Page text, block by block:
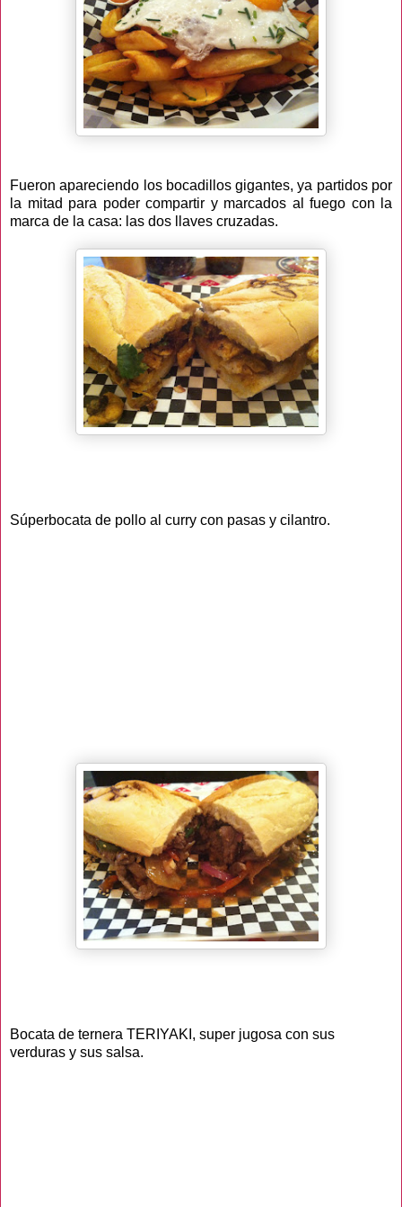
Fueron apareciendo los bocadillos gigantes, ya partidos por
la mitad para poder compartir y marcados al fuego con la
marca de la casa: las dos llaves cruzadas.
Súperbocata de pollo al curry con pasas y cilantro.
Bocata de ternera TERIYAKI, super jugosa con sus
verduras y sus salsa.